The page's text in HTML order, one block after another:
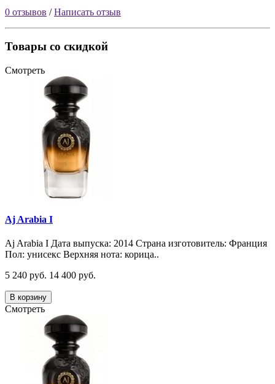
0 отзывов /Написать отзыв
Товары со скидкой
Смотреть
Aj Arabia I
Aj Arabia I Дата выпуска: 2014 Страна изготовитель: Франция
Пол: унисекс Верхняя нота: корица..
5 240 руб. 14 400 руб.
В корзину
Смотреть